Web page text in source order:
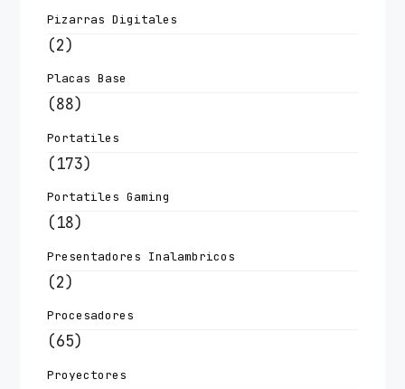
Pizarras Digitales
(2)
Placas Base
(88)
Portatiles
(173)
Portatiles Gaming
(18)
Presentadores Inalambricos
(2)
Procesadores
(65)
Proyectores